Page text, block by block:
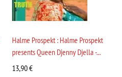
Halme Prospekt : Halme Prospekt
presents Queen Djenny Djella -...
13,90€